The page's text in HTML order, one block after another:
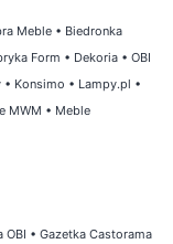
Meble • Biedronka
Form • Dekoria • OBI
• Konsimo • Lampy.pl •
MWM • Meble
OBI • Gazetka Castorama